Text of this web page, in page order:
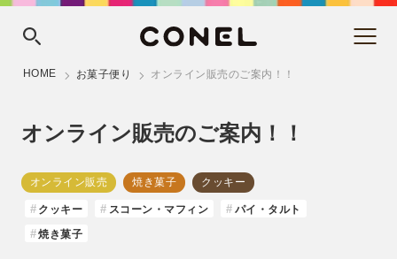
HOME お菓子便り オンライン販売のご案内！！
オンライン販売のご案内！！
オンライン販売 焼き菓子 クッキー
クッキー スコーン・マフィン
パイ・タルト
焼き菓子